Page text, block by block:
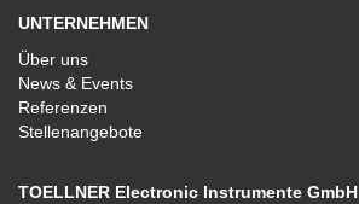
UNTERNEHMEN
Über uns
News & Events
Referenzen
Stellenangebote
TOELLNER Electronic Instrumente GmbH